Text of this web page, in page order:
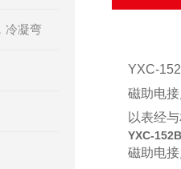
冷凝弯
YXC-
磁助电
以表经
YXC-
磁助电